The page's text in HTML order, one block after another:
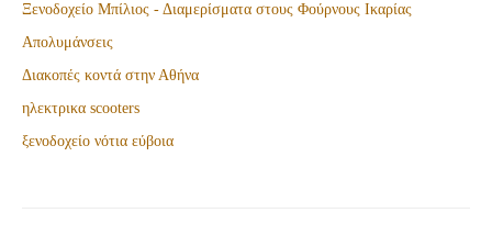
Ξενοδοχείο Μπίλιος - Διαμερίσματα στους Φούρνους Ικαρίας
Απολυμάνσεις
Διακοπές κοντά στην Αθήνα
ηλεκτρικα scooters
ξενοδοχείο νότια εύβοια